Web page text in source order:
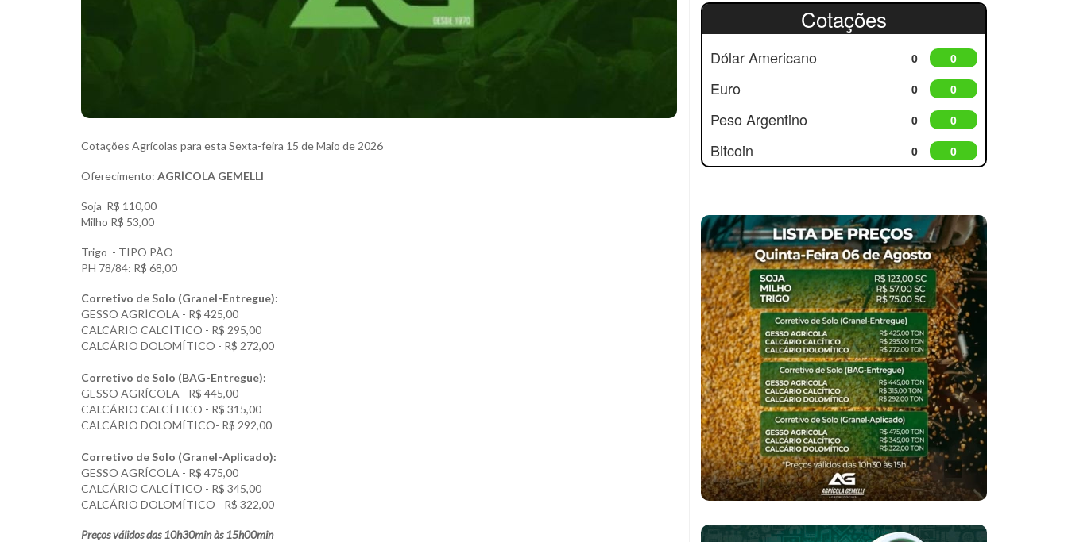
Cotações Agrícolas para esta Sexta-feira 15 de Maio de 2026
Oferecimento: AGRÍCOLA GEMELLI
Soja R$ 110,00
Milho R$ 53,00
Trigo - TIPO PÃO
PH 78/84: R$ 68,00
Corretivo de Solo (Granel-Entregue):
GESSO AGRÍCOLA - R$ 425,00
CALCÁRIO CALCÍTICO - R$ 295,00
CALCÁRIO DOLOMÍTICO - R$ 272,00
Corretivo de Solo (BAG-Entregue):
GESSO AGRÍCOLA - R$ 445,00
CALCÁRIO CALCÍTICO - R$ 315,00
CALCÁRIO DOLOMÍTICO- R$ 292,00
Corretivo de Solo (Granel-Aplicado):
GESSO AGRÍCOLA - R$ 475,00
CALCÁRIO CALCÍTICO - R$ 345,00
CALCÁRIO DOLOMÍTICO - R$ 322,00
Preços válidos das 10h30min às 15h00min
Cotações
Dólar Americano 0 0
Euro 0 0
Peso Argentino 0 0
Bitcoin 0 0